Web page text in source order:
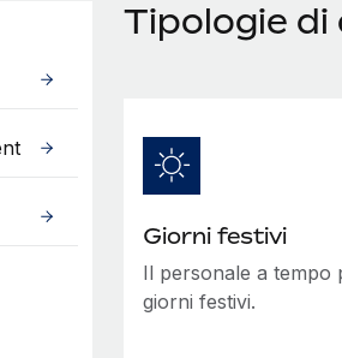
Tipologie di
Giorni festivi
Il personale a tempo
giorni festivi.